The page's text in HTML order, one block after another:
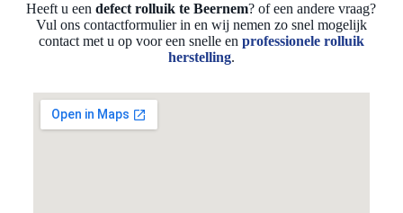
Heeft u eendefect rolluik te Beernem? of een andere vraag?
Vul ons contactformulier in en wij nemen zo snel mogelijk
contact met u op voor een snelle en professionele rolluik
herstelling.